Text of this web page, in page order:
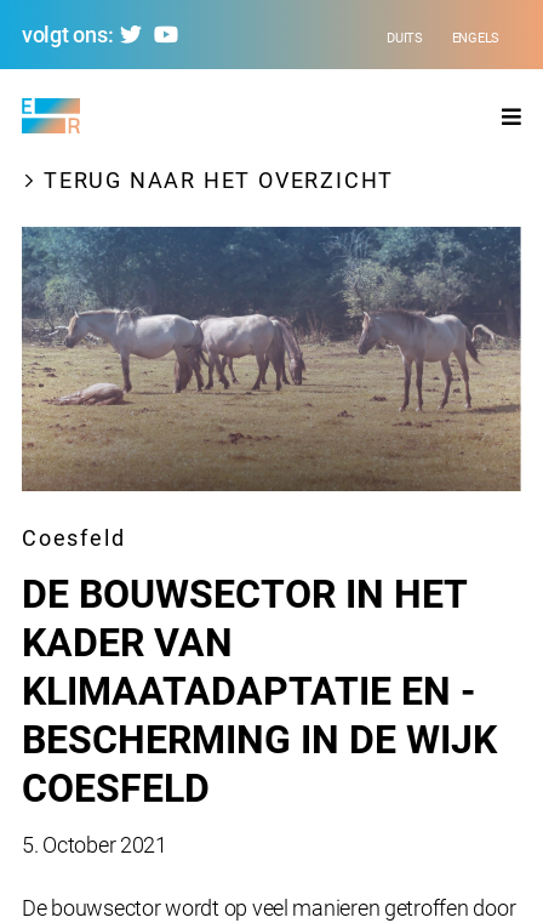
volgt ons: DUITS ENGELS
Regions
TERUG NAAR HET OVERZICHT
Coesfeld
DE BOUWSECTOR IN HET
KADER VAN
KLIMAATADAPTATIE EN -
BESCHERMING IN DE WIJK
COESFELD
5. October 2021
De bouwsector wordt op veel manieren getroffen door